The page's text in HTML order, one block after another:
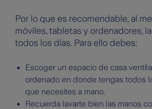
Por lo que es recomendable, al
móviles, tabletas y ordenadores,
todos los días. Para ello debes:
Escoger un espacio de casa
ordenado en donde tengas todos
que necesites a mano.
Recuerda lavarte bien las manos